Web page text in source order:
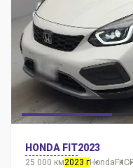
HONDA FIT2023
25 000 км2023 гHondaFit